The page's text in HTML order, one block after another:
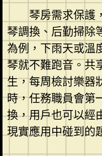
琴房需求保護
琴調換、后勤掃除
為例，下雨天或溫
琴就不難跑音。共
生，每周檢討樂器
時，任務職員會第
換，用戶也可以經
現實應用中碰到的